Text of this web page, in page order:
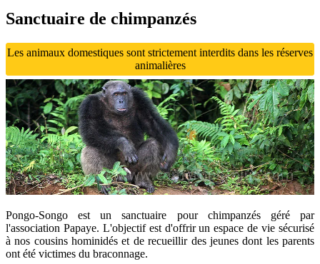
Sanctuaire de chimpanzés
Les animaux domestiques sont strictement interdits dans les réserves
animalières
Pongo-Songo est un sanctuaire pour chimpanzés géré par
l'association Papaye. L'objectif est d'offrir un espace de vie sécurisé
à nos cousins hominidés et de recueillir des jeunes dont les parents
ont été victimes du braconnage.